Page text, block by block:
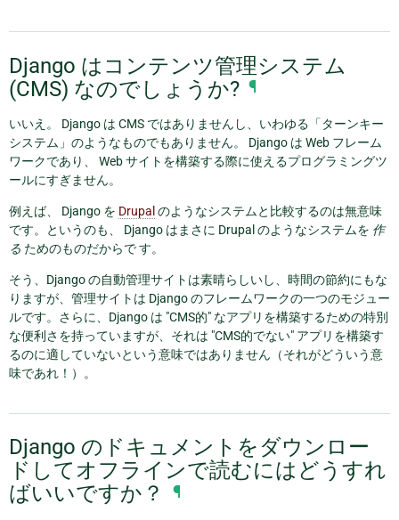
Django はコンテンツ管理システム
(CMS) なのでしょうか? ¶
いいえ。 Django は CMS ではありませんし、いわゆる「ターンキー
システム」のようなものでもありません。 Django は Web フレーム
ワークであり、 Web サイトを構築する際に使えるプログラミングツ
ールにすぎません。
例えば、 Django を Drupal のようなシステムと比較するのは無意味
です。というのも、 Django はまさに Drupal のようなシステムを 作
る ためのものだからで す。
そう、Django の自動管理サイトは素晴らしいし、時間の節約にもな
りますが、管理サイトは Django のフレームワークの一つのモジュー
ルです。さらに、Django は "CMS的" なアプリを構築するための特別
な便利さを持っていますが、それは "CMS的でない" アプリを構築す
るのに適していないという意味ではありません（それがどういう意
味であれ！）。
Django のドキュメントをダウンロー
ドしてオフラインで読むにはどうすれ
ばいいですか？
¶